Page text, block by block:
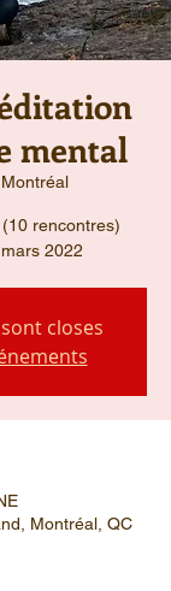
mental
Montréal
rencontres)
2022
closes
Montréal, QC